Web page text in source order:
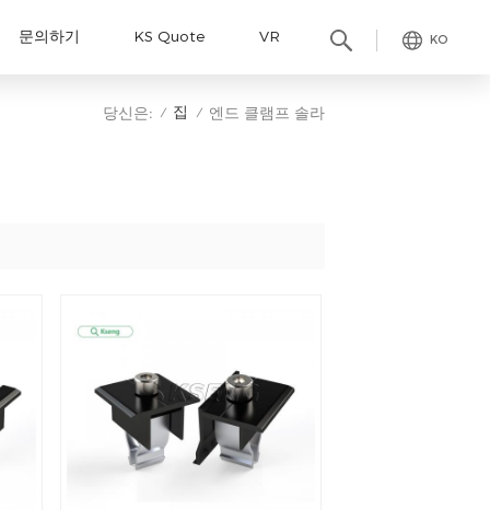
KO
문의하기 KS Quote VR
당신은: / 집 / 엔드 클램프 솔라